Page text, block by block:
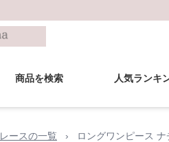
商品を検索 人気ランキ
レースの一覧 › ロングワンピース